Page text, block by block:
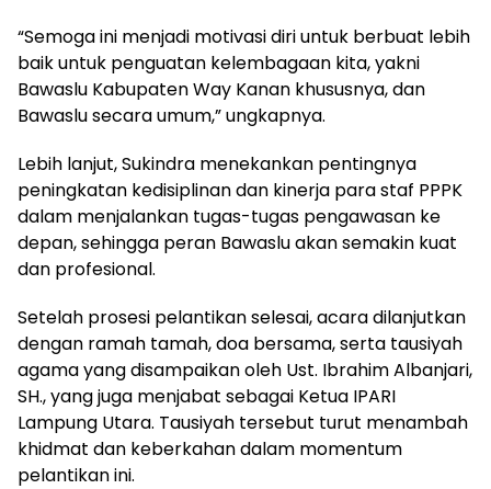
“Semoga ini menjadi motivasi diri untuk berbuat lebih
baik untuk penguatan kelembagaan kita, yakni
Bawaslu Kabupaten Way Kanan khususnya, dan
Bawaslu secara umum,” ungkapnya.
Lebih lanjut, Sukindra menekankan pentingnya
peningkatan kedisiplinan dan kinerja para staf PPPK
dalam menjalankan tugas-tugas pengawasan ke
depan, sehingga peran Bawaslu akan semakin kuat
dan profesional.
Setelah prosesi pelantikan selesai, acara dilanjutkan
dengan ramah tamah, doa bersama, serta tausiyah
agama yang disampaikan oleh Ust. Ibrahim Albanjari,
SH., yang juga menjabat sebagai Ketua IPARI
Lampung Utara. Tausiyah tersebut turut menambah
khidmat dan keberkahan dalam momentum
pelantikan ini.